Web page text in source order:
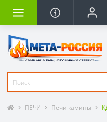
ПЕЧИ Печи камины